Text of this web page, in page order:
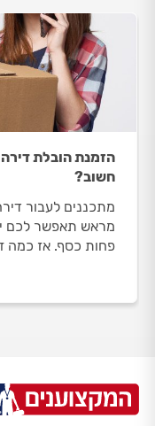
הזמנת הובלת
חשוב?
מתכננים לעבור
מראש תאפשר לכם
פחות כסף. אז כמה